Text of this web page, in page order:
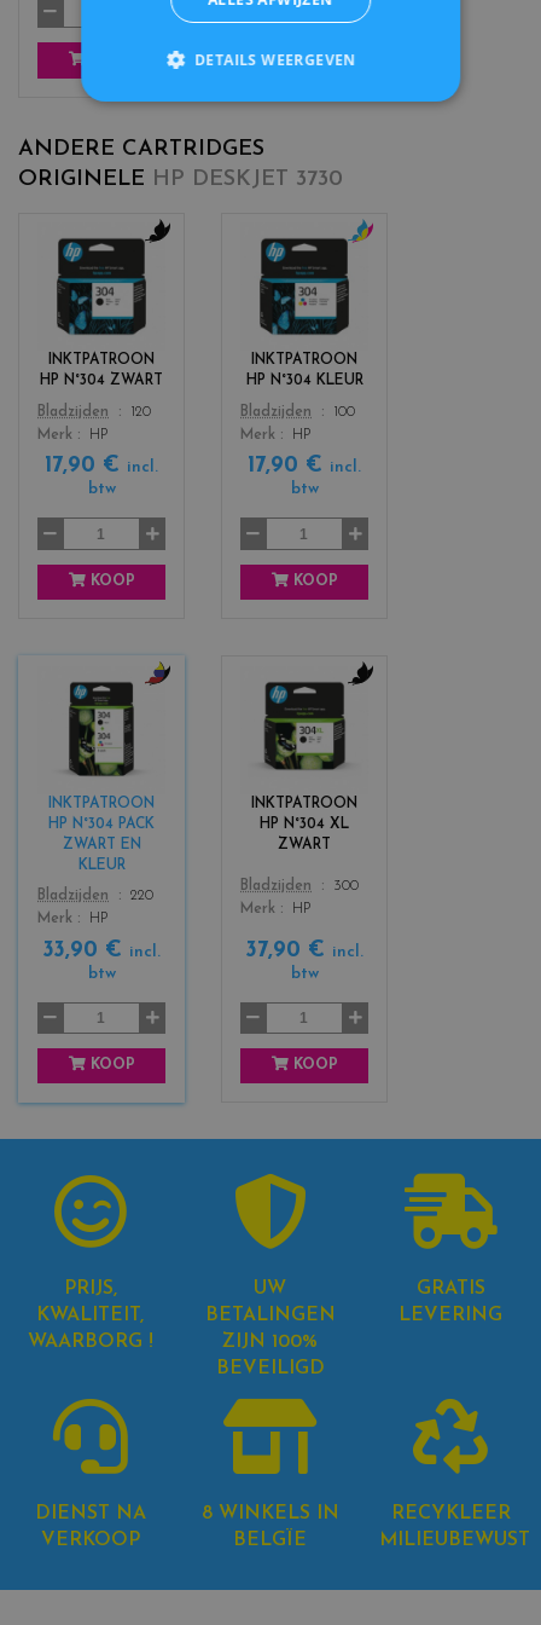
ANDERE CARTRIDGES
ORIGINELE HP DESKJET 3730
INKTPATROON
HP N°304 ZWART
Color
o
o
r
s
b
a
Bladzijden
120
Merk
HP
17,90 €
incl.
btw
KOOP
INKTPATROON
HP N°304 KLEUR
Color
o
o
r
s
c
l
s
Bladzijden
100
Merk
HP
17,90 €
incl.
btw
KOOP
INKTPATROON
HP N°304 PACK
ZWART EN
KLEUR
Color
r
s
k
3
Bladzijden
220
Merk
HP
33,90 €
incl.
btw
KOOP
INKTPATROON
HP N°304 XL
ZWART
Color
r
l
k
Bladzijden
300
Merk
HP
37,90 €
incl.
btw
KOOP
PRIJS,
KWALITEIT,
WAARBORG !
UW
BETALINGEN
ZIJN 100%
BEVEILIGD
GRATIS
LEVERING
DIENST NA
VERKOOP
8 WINKELS IN
BELGÏE
RECYKLEER
MILIEUBEWUST
DETAILS WEERGEVEN